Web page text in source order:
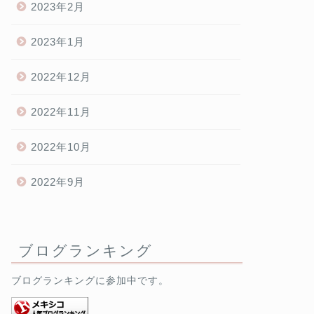
2023年2月
2023年1月
2022年12月
2022年11月
2022年10月
2022年9月
ブログランキング
ブログランキングに参加中です。